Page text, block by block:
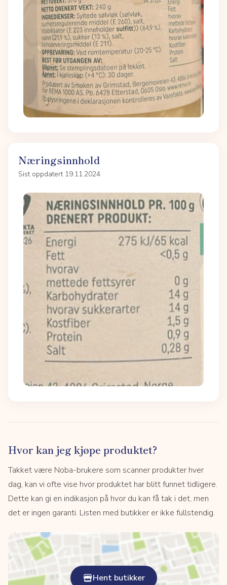
Næringsinnhold
Sist oppdatert 19.11.2024
Hvor kan jeg kjøpe produktet?
Takket være Noba-brukere som scanner produkter hver
dag, kan vi ofte vise hvor produktet har blitt funnet tidligere.
Dette kan gi en indikasjon på hvor du kan få tak i det, men
det er ingen garanti. Listen med butikker er ikke fullstendig.
Hent butikker